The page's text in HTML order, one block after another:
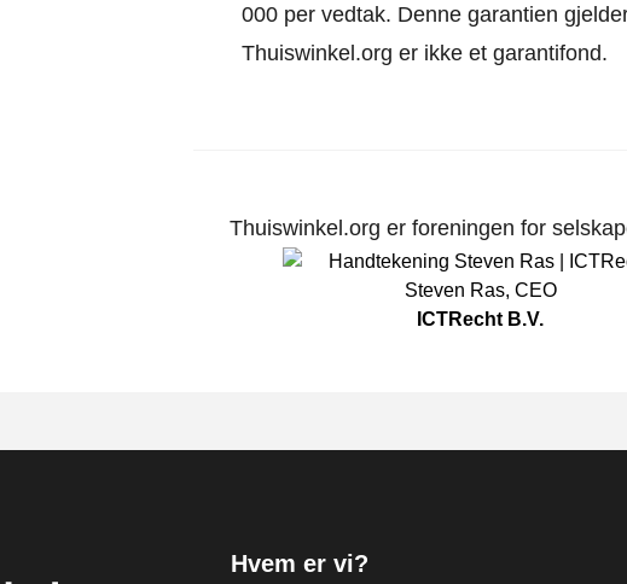
000 per vedtak. Denne garantien
Thuiswinkel.org er ikke et garantifond.
Thuiswinkel.org er foreningen for
Steven Ras, CEO
ICTRecht B.V.
Hvem er vi?